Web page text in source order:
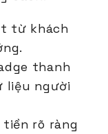
từ khách
thanh
liệu người
tiền rõ ràng